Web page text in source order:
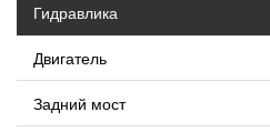
Гидравлика
Двигатель
Задний мост